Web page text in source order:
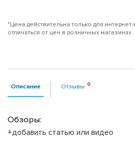
*Цена действительна только для
отличаться от цен в розничных магазинах
Описание Отзывы
Обзоры:
+добавить статью или видео